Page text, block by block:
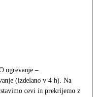
ogrevanje –
(izdelano v 4 h). Na
cevi in prekrijemo z